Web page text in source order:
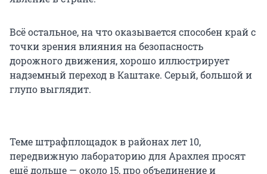
Всё остальное, на что оказывается способен край с
точки зрения влияния на безопасность
дорожного движения, хорошо иллюстрирует
надземный переход в Каштаке. Серый, большой и
глупо выглядит.
Теме штрафплощадок в районах лет 10,
передвижную лабораторию для Арахлея просят
ещё дольше — около 15, про объединение и